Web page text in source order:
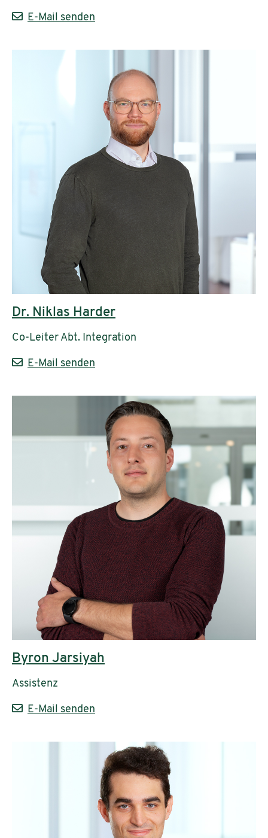
E-Mail senden
Dr. Niklas Harder
Co-Leiter Abt. Integration
E-Mail senden
Byron Jarsiyah
Assistenz
E-Mail senden